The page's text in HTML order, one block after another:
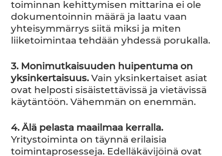
toiminnan kehittymisen mittarina ei ole
dokumentoinnin määrä ja laatu vaan
yhteisymmärrys siitä miksi ja miten
liiketoimintaa tehdään yhdessä porukalla.
3. Monimutkaisuuden huipentuma on
yksinkertaisuus.Vain yksinkertaiset asiat
ovat helposti sisäistettävissä ja vietävissä
käytäntöön. Vähemmän on enemmän.
4. Älä pelasta maailmaa kerralla.
Yritystoiminta on täynnä erilaisia
toimintaprosesseja. Edelläkävijöinä ovat